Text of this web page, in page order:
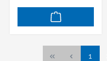
Seite
1